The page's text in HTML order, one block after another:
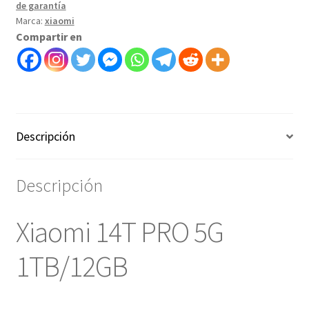
de garantía
Marca: xiaomi
Compartir en
Descripción
Descripción
Xiaomi 14T PRO 5G
1TB/12GB